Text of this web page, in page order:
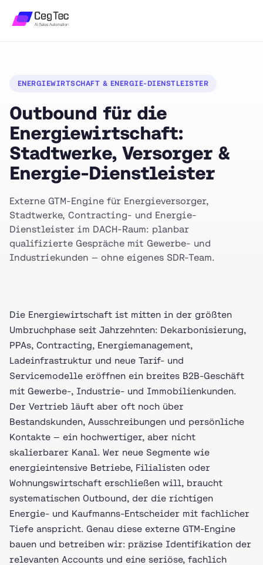
ENERGIEWIRTSCHAFT & ENERGIE-DIENSTLEISTER
Outbound für die
Energiewirtschaft:
Stadtwerke, Versorger &
Energie-Dienstleister
Externe GTM-Engine für Energieversorger,
Stadtwerke, Contracting- und Energie-
Dienstleister im DACH-Raum: planbar
qualifizierte Gespräche mit Gewerbe- und
Industriekunden — ohne eigenes SDR-Team.
Die Energiewirtschaft ist mitten in der größten
Umbruchphase seit Jahrzehnten: Dekarbonisierung,
PPAs, Contracting, Energiemanagement,
Ladeinfrastruktur und neue Tarif- und
Servicemodelle eröffnen ein breites B2B-Geschäft
mit Gewerbe-, Industrie- und Immobilienkunden.
Der Vertrieb läuft aber oft noch über
Bestandskunden, Ausschreibungen und persönliche
Kontakte — ein hochwertiger, aber nicht
skalierbarer Kanal. Wer neue Segmente wie
energieintensive Betriebe, Filialisten oder
Wohnungswirtschaft erschließen will, braucht
systematischen Outbound, der die richtigen
Energie- und Kaufmanns-Entscheider mit fachlicher
Tiefe anspricht. Genau diese externe GTM-Engine
bauen und betreiben wir: präzise Identifikation der
relevanten Accounts und eine seriöse, fachlich